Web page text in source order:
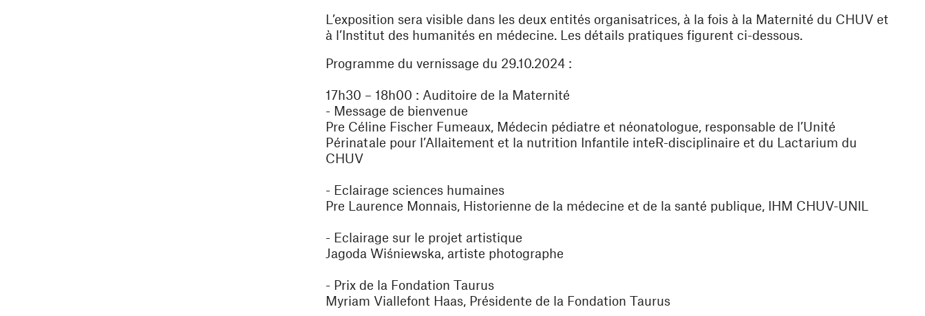
L’exposition sera visible dans les deux entités organisatrices, à la fois à la Maternité du CHUV et
à l’Institut des humanités en médecine. Les détails pratiques figurent ci-dessous.
Programme du vernissage du 29.10.2024 :
17h30 – 18h00 : Auditoire de la Maternité
- Message de bienvenue
Pre Céline Fischer Fumeaux, Médecin pédiatre et néonatologue, responsable de l’Unité
Périnatale pour l’Allaitement et la nutrition Infantile inteR-disciplinaire et du Lactarium du
CHUV
- Eclairage sciences humaines
Pre Laurence Monnais, Historienne de la médecine et de la santé publique, IHM CHUV-UNIL
- Eclairage sur le projet artistique
Jagoda Wiśniewska, artiste photographe
- Prix de la Fondation Taurus
Myriam Viallefont Haas, Présidente de la Fondation Taurus